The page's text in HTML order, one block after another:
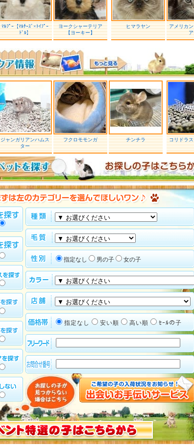
ﾏﾙﾌﾟｰ【ﾏﾙﾁｰｽﾞ×ﾄｲﾌﾟｰ
ﾄﾞﾙ】
ヨークシャーテリア
【ヨーキー】
ヒマラヤン
アメリカ
ジャンガリアンハムス
ター
フクロモモンガ チンチラ コリドラ
指定なし 男の子 女の子
指定なし 安い順 高い順 ｾｰﾙの子